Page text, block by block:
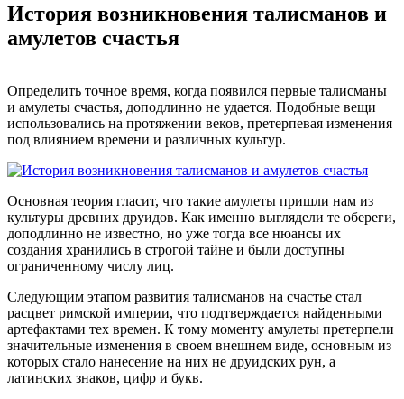
История возникновения талисманов и
амулетов счастья
Определить точное время, когда появился первые талисманы
и амулеты счастья, доподлинно не удается. Подобные вещи
использовались на протяжении веков, претерпевая изменения
под влиянием времени и различных культур.
Основная теория гласит, что такие амулеты пришли нам из
культуры древних друидов. Как именно выглядели те обереги,
доподлинно не известно, но уже тогда все нюансы их
создания хранились в строгой тайне и были доступны
ограниченному числу лиц.
Следующим этапом развития талисманов на счастье стал
расцвет римской империи, что подтверждается найденными
артефактами тех времен. К тому моменту амулеты претерпели
значительные изменения в своем внешнем виде, основным из
которых стало нанесение на них не друидских рун, а
латинских знаков, цифр и букв.